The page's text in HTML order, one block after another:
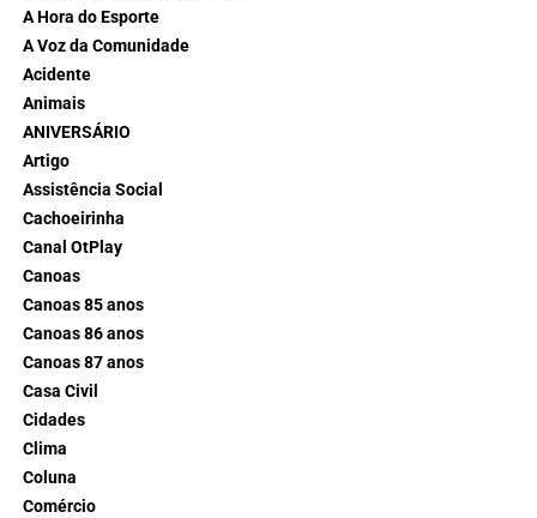
A Hora do Esporte
A Voz da Comunidade
Acidente
Animais
ANIVERSÁRIO
Artigo
Assistência Social
Cachoeirinha
Canal OtPlay
Canoas
Canoas 85 anos
Canoas 86 anos
Canoas 87 anos
Casa Civil
Cidades
Clima
Coluna
Comércio